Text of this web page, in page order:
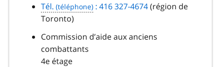
Tél.
: 416 327-4674(région de
Toronto)
Commission d’aide aux anciens
combattants
4e étage